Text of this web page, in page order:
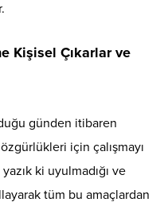
Kişisel Çıkarlar ve
günden itibaren
için çalışmayı
ki uyulmadığı ve
tüm bu amaçlardan